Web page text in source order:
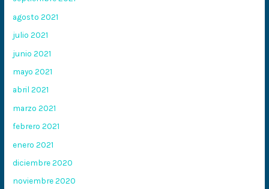
agosto 2021
julio 2021
junio 2021
mayo 2021
abril 2021
marzo 2021
febrero 2021
enero 2021
diciembre 2020
noviembre 2020